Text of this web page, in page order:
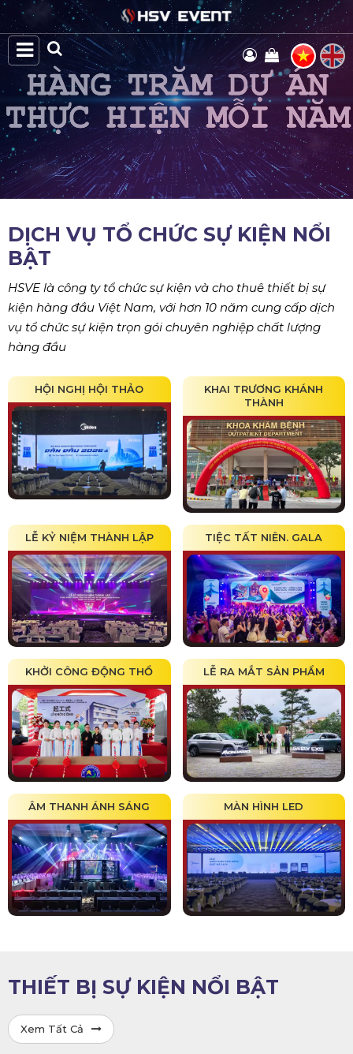
DỊCH VỤ TỔ CHỨC SỰ KIỆN NỔI
BẬT
HSVE là công ty tổ chức sự kiện và cho thuê thiết bị sự
kiện hàng đầu Việt Nam, với hơn 10 năm cung cấp dịch
vụ tổ chức sự kiện trọn gói chuyên nghiệp chất lượng
hàng đầu
HỘI NGHỊ HỘI THẢO
KHAI TRƯƠNG KHÁNH
THÀNH
LỄ KỶ NIỆM THÀNH LẬP TIỆC TẤT NIÊN. GALA
KHỞI CÔNG ĐỘNG THỔ LỄ RA MẮT SẢN PHẨM
ÂM THANH ÁNH SÁNG MÀN HÌNH LED
THIẾT BỊ SỰ KIỆN NỔI BẬT
Xem Tất Cả